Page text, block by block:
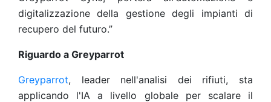
digitalizzazione della gestione degli impianti di
recupero del futuro.”
Riguardo a Greyparrot
Greyparrot, leader nell'analisi dei rifiuti, sta
applicando l'IA a livello globale per scalare il